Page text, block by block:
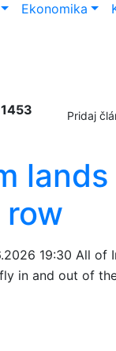
Ekonomika
1453
Pridaj
lands
row
19:30 All of
in and out of